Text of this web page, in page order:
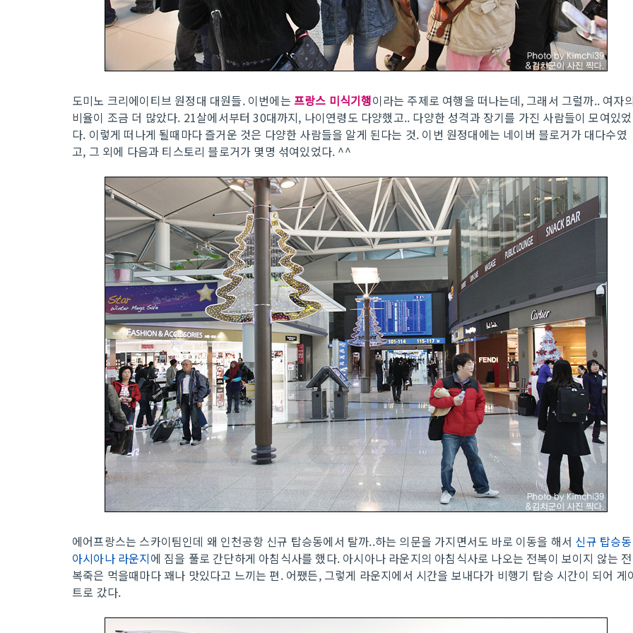
도미노 크리에이티브 원정대 대원들. 이번에는 프랑스 미식기행이라는 주제로 여행을 떠나는데, 그래서 그럴까.. 여자
비율이 조금 더 많았다. 21살에서부터 30대까지, 나이연령도 다양했고.. 다양한 성격과 장기를 가진 사람들이 모여있었
다. 이렇게 떠나게 될때마다 즐거운 것은 다양한 사람들을 알게 된다는 것. 이번 원정대에는 네이버 블로거가 대다수였
고, 그 외에 다음과 티스토리 블로거가 몇명 섞여있었다. ^^
에어프랑스는 스카이팀인데 왜 인천공항 신규 탑승동에서 탈까..하는 의문을 가지면서도 바로 이동을 해서 신규 탑승동
아시아나 라운지에 짐을 풀로 간단하게 아침식사를 했다. 아시아나 라운지의 아침식사로 나오는 전복이 보이지 않는 전
복죽은 먹을때마다 꽤나 맛있다고 느끼는 편. 어쨌든, 그렇게 라운지에서 시간을 보내다가 비행기 탑승 시간이 되어 게
트로 갔다.